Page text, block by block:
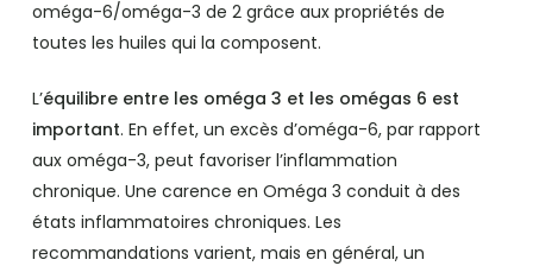
oméga-6/oméga-3 de 2 grâce aux propriétés de
toutes les huiles qui la composent.
L’équilibre entre les oméga 3 et les omégas 6 est
important. En effet, un excès d’oméga-6, par rapport
aux oméga-3, peut favoriser l’inflammation
chronique. Une carence en Oméga 3 conduit à des
états inflammatoires chroniques. Les
recommandations varient, mais en général, un